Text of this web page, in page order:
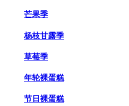
芒果季
杨枝甘露季
草莓季
年轮裸蛋糕
节日裸蛋糕